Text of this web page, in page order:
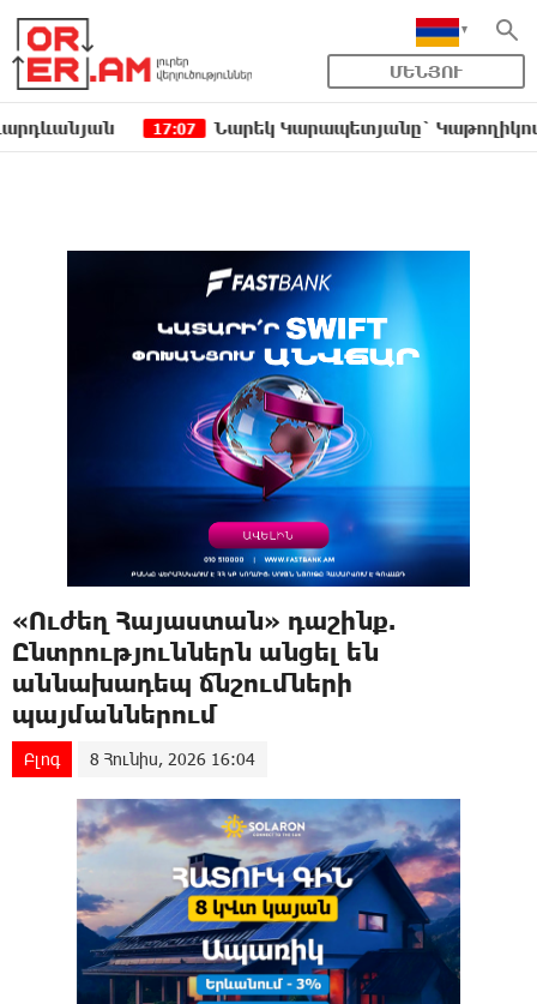
ՄԵՆՅՈՒ
17:07 Նարեկ Կարապետյանը` Կաթողիկոսին
«Ուժեղ Հայաստան» դաշինք.
Ընտրություններն անցել են
աննախադեպ ճնշումների
պայմաններում
Բլոգ 8 Հունիս, 2026 16:04